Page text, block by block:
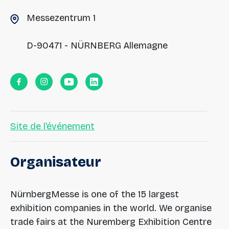
Messezentrum 1
D-90471 - NÜRNBERG Allemagne
Site de l'événement
Organisateur
NürnbergMesse is one of the 15 largest
exhibition companies in the world. We organise
trade fairs at the Nuremberg Exhibition Centre